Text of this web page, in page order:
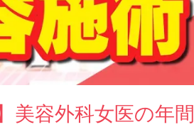
美容外科女医の年